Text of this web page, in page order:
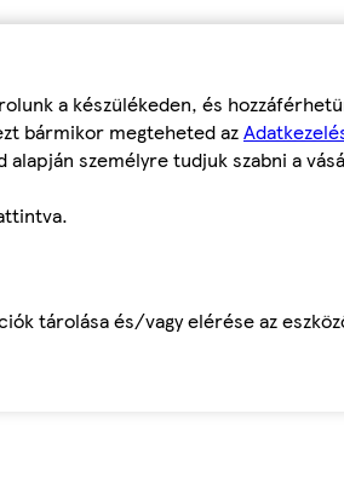
a készülékeden, és
bármikor megteheted az
személyre tudjuk szabni a
tárolása és/vagy elérése az